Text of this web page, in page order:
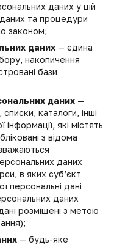
даних у цій
та процедури
законом;
даних — єдина
накопичення
бази
даних —
каталоги, інші
інформації, які містять
з відома
даних
в яких суб’єкт
персональні дані
даних
розміщені з метою
— будь-яке